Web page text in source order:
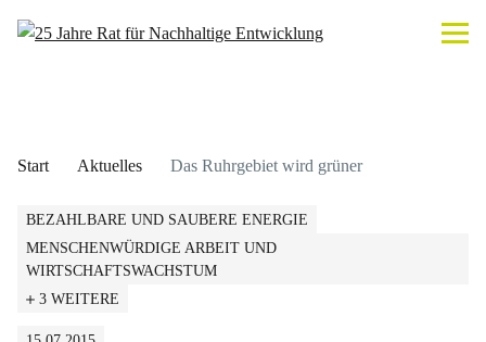
Start Aktuelles Das Ruhrgebiet wird grüner
BEZAHLBARE UND SAUBERE ENERGIE
MENSCHENWÜRDIGE ARBEIT UND
WIRTSCHAFTSWACHSTUM
3 WEITERE